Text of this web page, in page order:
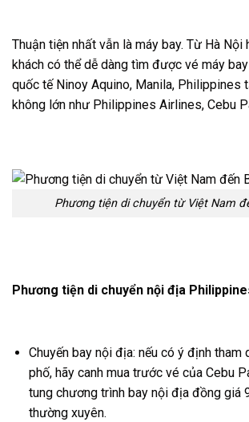
Thuận tiện nhất vẫn là máy bay. Từ Hà Nội
khách có thể dễ dàng tìm được vé máy
quốc tế Ninoy Aquino, Manila, Philippines
không lớn như Philippines Airlines, Cebu
Phương tiện di chuyển từ Việt Nam
Phương tiện di chuyển nội địa
Chuyến bay nội địa: nếu có ý định tham
phố, hãy canh mua trước vé của Cebu
tung chương trình bay nội địa đồng giá
thường xuyên.